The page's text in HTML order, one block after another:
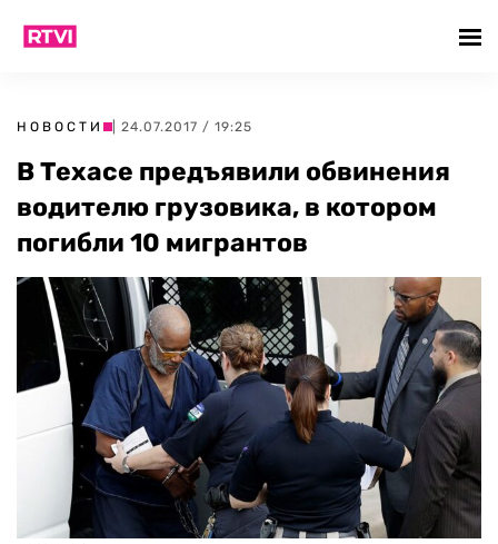
НОВОСТИ | 24.07.2017 / 19:25
В Техасе предъявили обвинения
водителю грузовика, в котором
погибли 10 мигрантов